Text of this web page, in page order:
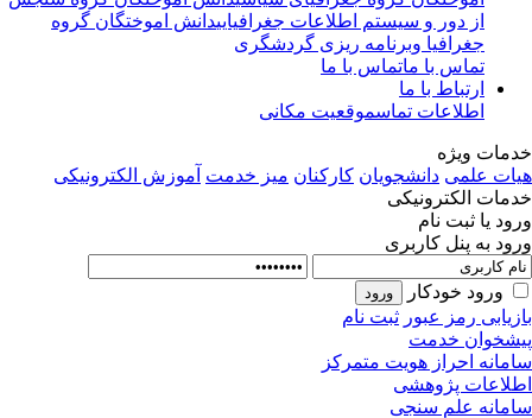
از دور و سیستم اطلاعات جغرافیاییدانش اموختگان گروه
جغرافیا وبرنامه ریزی گردشگری
تماس با ماتماس با ما
ارتباط با ما
اطلاعات تماسموقعیت مکانی
ویژه
علمی دانشجویان کارکنان میز خدمت آموزش الکترونیکی
الکترونیکی
یا ثبت نام
به پنل کاربری
ورود خودکار
رمز عبور ثبت نام
خدمت
احراز هویت متمرکز
پژوهشی
علم سنجی